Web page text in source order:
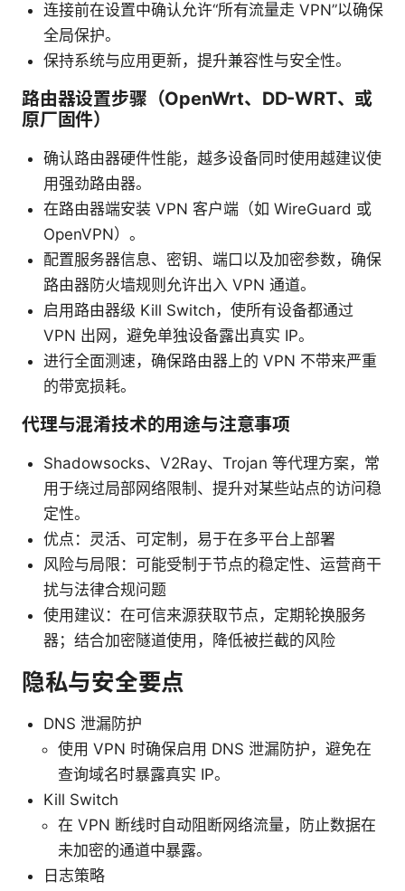
连接前在设置中确认允许“所有流量走 VPN”以确保
全局保护。
保持系统与应用更新，提升兼容性与安全性。
路由器设置步骤（OpenWrt、DD-WRT、或
原厂固件）
确认路由器硬件性能，越多设备同时使用越建议使
用强劲路由器。
在路由器端安装 VPN 客户端（如 WireGuard 或
OpenVPN）。
配置服务器信息、密钥、端口以及加密参数，确保
路由器防火墙规则允许出入 VPN 通道。
启用路由器级 Kill Switch，使所有设备都通过
VPN 出网，避免单独设备露出真实 IP。
进行全面测速，确保路由器上的 VPN 不带来严重
的带宽损耗。
代理与混淆技术的用途与注意事项
Shadowsocks、V2Ray、Trojan 等代理方案，常
用于绕过局部网络限制、提升对某些站点的访问稳
定性。
优点：灵活、可定制，易于在多平台上部署
风险与局限：可能受制于节点的稳定性、运营商干
扰与法律合规问题
使用建议：在可信来源获取节点，定期轮换服务
器；结合加密隧道使用，降低被拦截的风险
隐私与安全要点
DNS 泄漏防护
使用 VPN 时确保启用 DNS 泄漏防护，避免在
查询域名时暴露真实 IP。
Kill Switch
在 VPN 断线时自动阻断网络流量，防止数据在
未加密的通道中暴露。
日志策略